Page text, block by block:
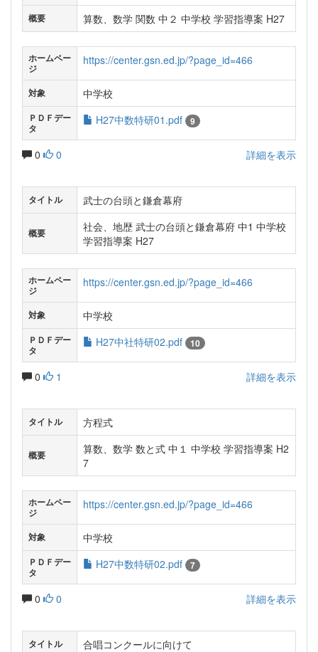
概要 算数、数学 関数 中２ 中学校 学習指導案 H27
ホームペー
ジ
https://center.gsn.ed.jp/?page_id=466
対象 中学校
ＰＤＦデー
タ
H27中数特研01.pdf 9
0 0 詳細を表示
タイトル 武士の台頭と鎌倉幕府
概要
社会、地歴 武士の台頭と鎌倉幕府 中1 中学校
学習指導案 H27
ホームペー
ジ
https://center.gsn.ed.jp/?page_id=466
対象 中学校
ＰＤＦデー
タ
H27中社特研02.pdf 10
0 1 詳細を表示
タイトル 方程式
概要
算数、数学 数と式 中１ 中学校 学習指導案 H2
7
ホームペー
ジ
https://center.gsn.ed.jp/?page_id=466
対象 中学校
ＰＤＦデー
タ
H27中数特研02.pdf 7
0 0 詳細を表示
タイトル 合唱コンクールに向けて